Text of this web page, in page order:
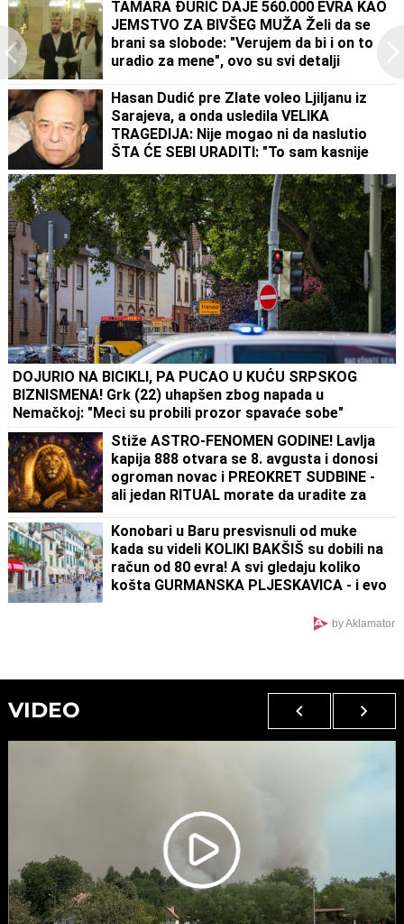
TAMARA ĐURIĆ DAJE 560.000 EVRA KAO
JEMSTVO ZA BIVŠEG MUŽA Želi da se
brani sa slobode: "Verujem da bi i on to
uradio za mene", ovo su svi detalji
Hasan Dudić pre Zlate voleo Ljiljanu iz
Sarajeva, a onda usledila VELIKA
TRAGEDIJA: Nije mogao ni da naslutio
ŠTA ĆE SEBI URADITI: "To sam kasnije
DOJURIO NA BICIKLI, PA PUCAO U KUĆU SRPSKOG
BIZNISMENA! Grk (22) uhapšen zbog napada u
Nemačkoj: "Meci su probili prozor spavaće sobe"
Stiže ASTRO-FENOMEN GODINE! Lavlja
kapija 888 otvara se 8. avgusta i donosi
ogroman novac i PREOKRET SUDBINE -
ali jedan RITUAL morate da uradite za
uspeh
Konobari u Baru presvisnuli od muke
kada su videli KOLIKI BAKŠIŠ su dobili na
račun od 80 evra! A svi gledaju koliko
košta GURMANSKA PLJESKAVICA - i evo
by Aklamator
VIDEO